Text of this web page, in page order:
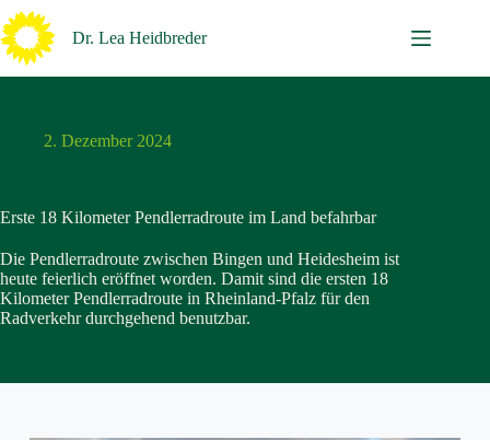
Zum
Inhalt
springen
Dr. Lea Heidbreder
2. Dezember 2024
Erste 18 Kilometer Pendlerradroute im Land befahrbar
Die Pendlerradroute zwischen Bingen und Heidesheim ist
heute feierlich eröffnet worden. Damit sind die ersten 18
Kilometer Pendlerradroute in Rheinland-Pfalz für den
Radverkehr durchgehend benutzbar.